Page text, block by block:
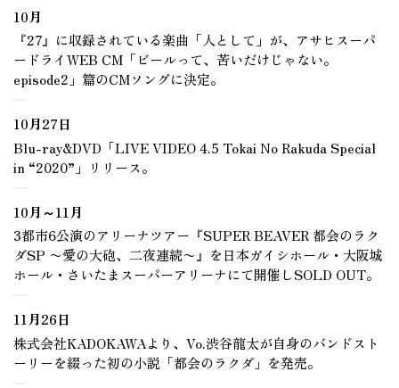
10月
『27』に収録されている楽曲「人として」が、アサヒスーパ
ードライWEB CM「ビールって、苦いだけじゃない。
episode2」篇のCMソングに決定。
10月27日
Blu-ray&DVD「LIVE VIDEO 4.5 Tokai No Rakuda Special
in “2020”」リリース。
10月～11月
3都市6公演のアリーナツアー『SUPER BEAVER 都会のラク
ダSP 〜愛の大砲、二夜連続〜』を日本ガイシホール・大阪城
ホール・さいたまスーパーアリーナにて開催しSOLD OUT。
11月26日
株式会社KADOKAWAより、Vo.渋谷龍太が自身のバンドスト
ーリーを綴った初の小説「都会のラクダ」を発売。